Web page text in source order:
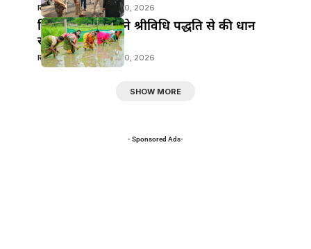
RAKESH GUPTAJULY 30, 2026
जिला पदाधिकारी ने श्रीविधि पद्धति से की धान
रोपनी
RAKESH GUPTAJULY 30, 2026
SHOW MORE
- Sponsored Ads-